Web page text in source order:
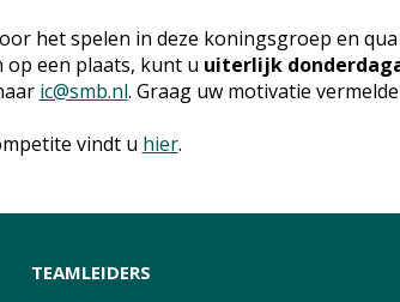
het spelen in deze koningsgroep en qua
een plaats, kunt u uiterlijk
ic@smb.nl. Graag uw motivatie
vindt u hier.
TEAMLEIDERS